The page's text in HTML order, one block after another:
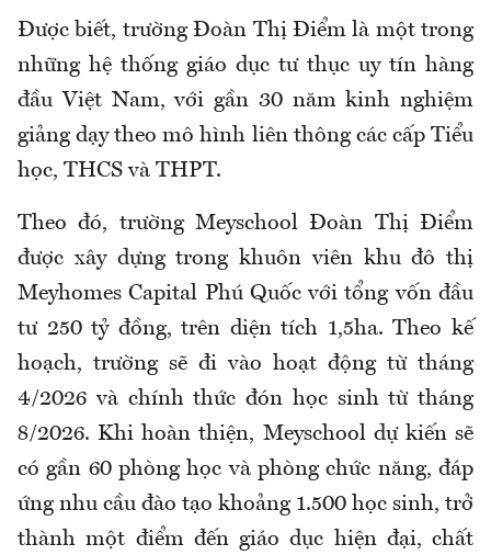
Được biết, trường Đoàn Thị Điểm là một trong
những hệ thống giáo dục tư thục uy tín hàng
đầu Việt Nam, với gần 30 năm kinh nghiệm
giảng dạy theo mô hình liên thông các cấp Tiểu
học, THCS và THPT.
Theo đó, trường Meyschool Đoàn Thị Điểm
được xây dựng trong khuôn viên khu đô thị
Meyhomes Capital Phú Quốc với tổng vốn đầu
tư 250 tỷ đồng, trên diện tích 1,5ha. Theo kế
hoạch, trường sẽ đi vào hoạt động từ tháng
4/2026 và chính thức đón học sinh từ tháng
8/2026. Khi hoàn thiện, Meyschool dự kiến sẽ
có gần 60 phòng học và phòng chức năng, đáp
ứng nhu cầu đào tạo khoảng 1.500 học sinh, trở
thành một điểm đến giáo dục hiện đại, chất